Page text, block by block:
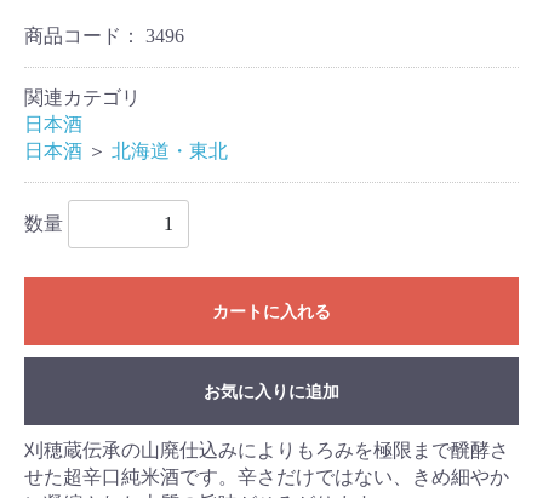
商品コード： 3496
関連カテゴリ
日本酒
日本酒 ＞ 北海道・東北
数量
カートに入れる
お気に入りに追加
刈穂蔵伝承の山廃仕込みによりもろみを極限まで醗酵さ
せた超辛口純米酒です。辛さだけではない、きめ細やか